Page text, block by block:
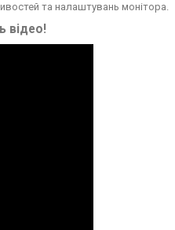
та налаштувань монітора.
відео!